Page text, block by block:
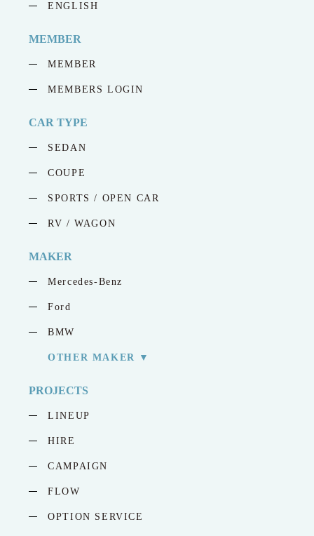
ENGLISH
MEMBER
MEMBER
MEMBERS LOGIN
CAR TYPE
SEDAN
COUPE
SPORTS / OPEN CAR
RV / WAGON
MAKER
Mercedes-Benz
Ford
BMW
OTHER MAKER
PROJECTS
LINEUP
HIRE
CAMPAIGN
FLOW
OPTION SERVICE